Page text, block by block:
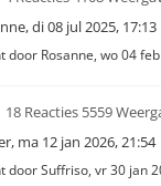
,di 08 jul 2025, 17:13
door Rosanne, wo 04
18 Reacties 5559
, ma 12 jan 2026, 21:54
doorSuffriso, vr 30 jan